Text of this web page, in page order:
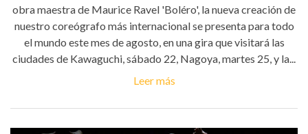
obra maestra de Maurice Ravel 'Boléro', la nueva creación de
nuestro coreógrafo más internacional se presenta para todo
el mundo este mes de agosto, en una gira que visitará las
ciudades de Kawaguchi, sábado 22, Nagoya, martes 25, y la...
Leer más